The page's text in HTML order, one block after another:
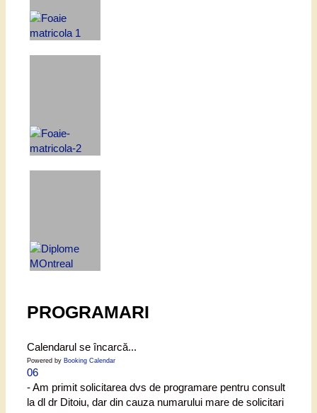
PROGRAMARI
Calendarul se încarcă...
Powered by Booking Calendar
06
- Am primit solicitarea dvs de programare pentru consult
la dl dr Ditoiu, dar din cauza numarului mare de solicitari